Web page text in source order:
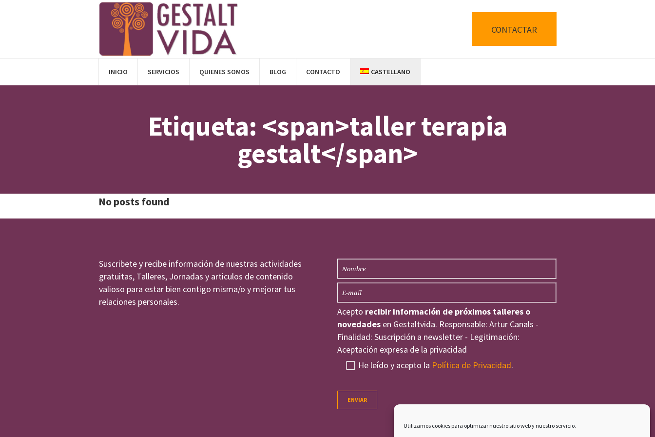
Utilizamos cookies para optimizar nuestro sitio web y nuestro servicio.
CONTACTAR
INICIO SERVICIOS QUIENES SOMOS BLOG CONTACTO CASTELLANO
Etiqueta: <span>taller terapia
gestalt</span>
No posts found
Suscribete y recibe información de nuestras actividades
gratuitas, Talleres, Jornadas y articulos de contenido
valioso para estar bien contigo misma/o y mejorar tus
relaciones personales.
Acepto recibir información de próximos talleres o
novedadesen Gestaltvida. Responsable: Artur Canals -
Finalidad: Suscripción a newsletter - Legitimación:
Aceptación expresa de la privacidad
He leído y acepto la Política de Privacidad.